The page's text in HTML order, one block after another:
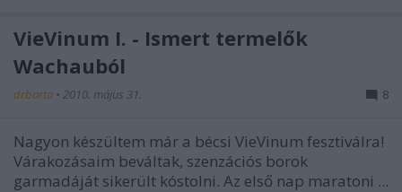
VieVinum I. - Ismert termelők
Wachauból
drbarta • 2010. május 31. 8
Nagyon készültem már a bécsi VieVinum fesztiválra!
Várakozásaim beváltak, szenzációs borok
garmadáját sikerült kóstolni. Az első nap maratoni ...